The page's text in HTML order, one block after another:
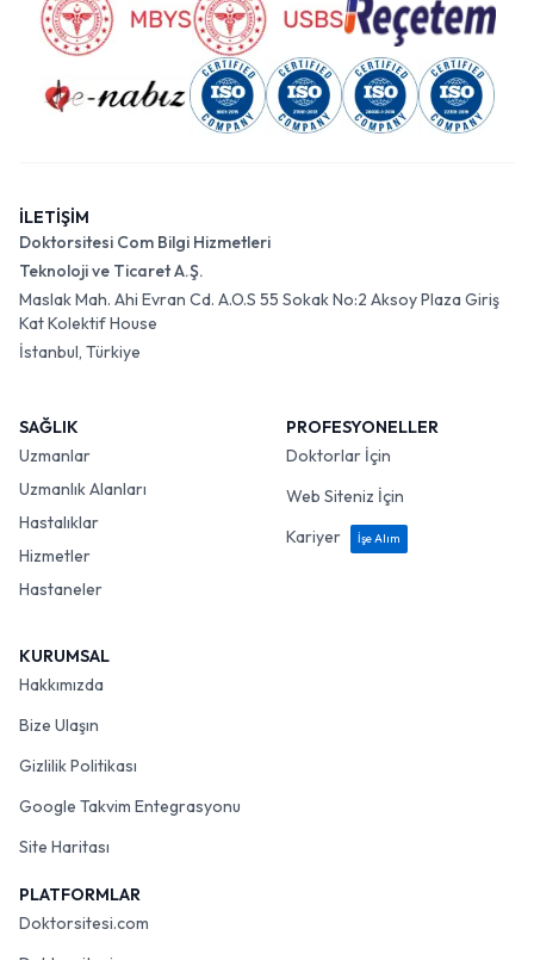
İLETİŞİM
Doktorsitesi Com Bilgi Hizmetleri
Teknoloji ve Ticaret A.Ş.
Maslak Mah. Ahi Evran Cd. A.O.S 55 Sokak No:2 Aksoy Plaza Giriş
Kat Kolektif House
İstanbul, Türkiye
SAĞLIK
Uzmanlar
Uzmanlık Alanları
Hastalıklar
Hizmetler
Hastaneler
PROFESYONELLER
Doktorlar İçin
Web Siteniz İçin
Kariyer
İşe Alım
KURUMSAL
Hakkımızda
Bize Ulaşın
Gizlilik Politikası
Google Takvim Entegrasyonu
Site Haritası
PLATFORMLAR
Doktorsitesi.com